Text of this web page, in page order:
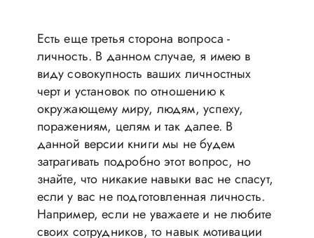
Есть еще третья сторона вопроса -
личность. В данном случае, я имею в
виду совокупность ваших личностных
черт и установок по отношению к
окружающему миру, людям, успеху,
поражениям, целям и так далее. В
данной версии книги мы не будем
затрагивать подробно этот вопрос, но
знайте, что никакие навыки вас не спасут,
если у вас не подготовленная личность.
Например, если не уважаете и не любите
своих сотрудников, то навык мотивации